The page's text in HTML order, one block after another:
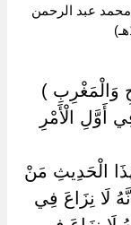
محمد عبد الرحمن
وَالْمَغْرِبِ )
أَوَّلِ الْأَمْرِ
الْحَدِيثِ مَنْ
لَا نِزَاعَ فِي